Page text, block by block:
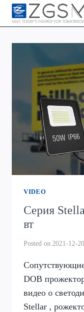
Skip
VIDEO
Серия
вт
Posted on 2021-12-20
DOB
видео о
Stellar ,